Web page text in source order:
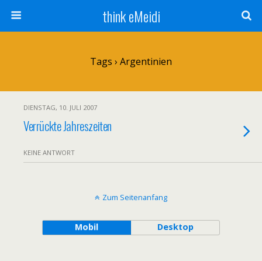
think eMeidi
Tags › Argentinien
DIENSTAG, 10. JULI 2007
Verrückte Jahreszeiten
KEINE ANTWORT
Zum Seitenanfang
Mobil Desktop